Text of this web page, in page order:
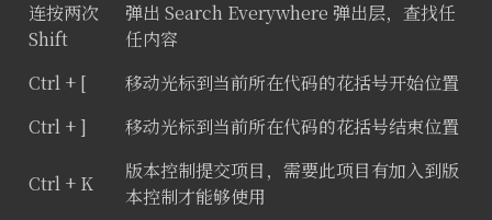
连按两次
Shift
弹出 Search Everywhere 弹出层，查找任
任内容
Ctrl + [
移动光标到当前所在代码的花括号开始位置
Ctrl + ]
移动光标到当前所在代码的花括号结束位置
Ctrl + K
版本控制提交项目，需要此项目有加入到版
本控制才能够使用